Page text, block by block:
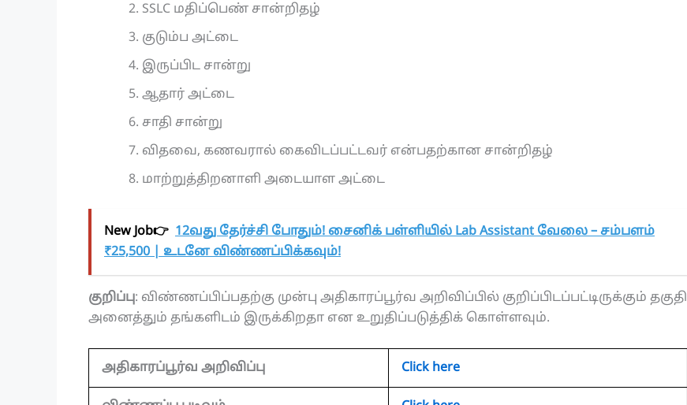
SSLC மதிப்பெண் சான்றிதழ்
குடும்ப அட்டை
இருப்பிட சான்று
ஆதார் அட்டை
சாதி சான்று
விதவை, கணவரால் கைவிடப்பட்டவர் என்பதற்கான சான்றிதழ்
மாற்றுத்திறனாளி அடையாள அட்டை
New Job👉 12வது தேர்ச்சி போதும்! சைனிக் பள்ளியில் Lab Assistant வேலை – சம்பளம்
₹25,500 | உடனே விண்ணப்பிக்கவும்!
குறிப்பு: விண்ணப்பிப்பதற்கு முன்பு அதிகாரப்பூர்வ அறிவிப்பில் குறிப்பிடப்பட்டிருக்கும் தகுதி
அனைத்தும் தங்களிடம் இருக்கிறதா என உறுதிப்படுத்திக் கொள்ளவும்.
அதிகாரப்பூர்வ அறிவிப்பு Click here